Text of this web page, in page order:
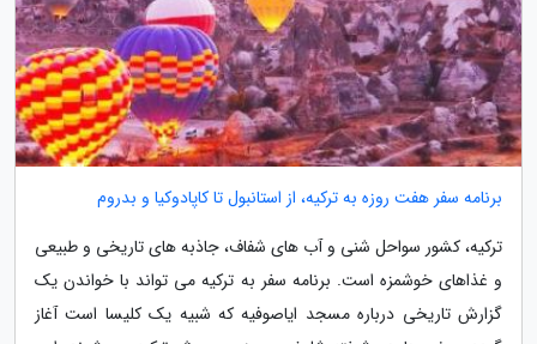
برنامه سفر هفت روزه به ترکیه، از استانبول تا کاپادوکیا و بدروم
ترکیه، کشور سواحل شنی و آب های شفاف، جاذبه های تاریخی و طبیعی
و غذاهای خوشمزه است. برنامه سفر به ترکیه می تواند با خواندن یک
گزارش تاریخی درباره مسجد ایاصوفیه که شبیه یک کلیسا است آغاز